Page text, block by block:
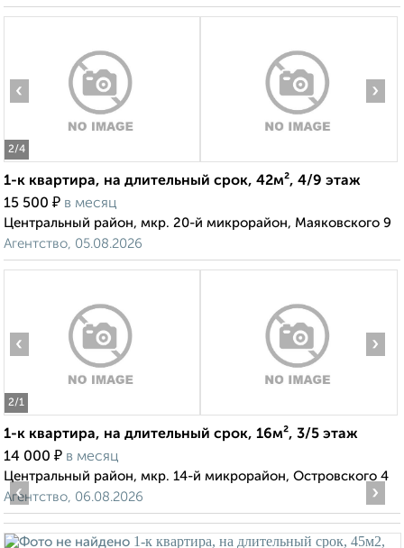
2/4
‹ ›
1-к квартира, на длительный срок, 42м², 4/9 этаж
15 500 ₽ в месяц
Центральный район, мкр. 20-й микрорайон, Маяковского 9
Агентство, 05.08.2026
2/1
‹ ›
1-к квартира, на длительный срок, 16м², 3/5 этаж
14 000 ₽ в месяц
Центральный район, мкр. 14-й микрорайон, Островского 4
Агентство, 06.08.2026
‹ ›